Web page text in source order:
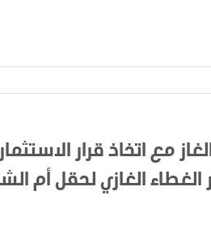
مع اتخاذ قرار الاستثمار